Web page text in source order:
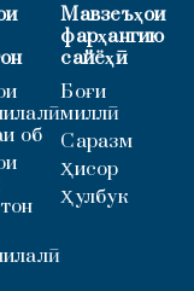
об
Мавзеъҳои
фарҳангию
сайёҳӣ
Боғи
миллӣ
Саразм
Ҳисор
Ҳулбук